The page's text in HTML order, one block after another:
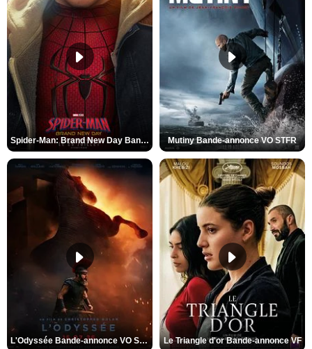
Spider-Man: Brand New Day Bande-annonce VO STFR Mutiny Bande-annonce VO STFR
L'Odyssée Bande-annonce VO STFR Le Triangle d'or Bande-annonce VF